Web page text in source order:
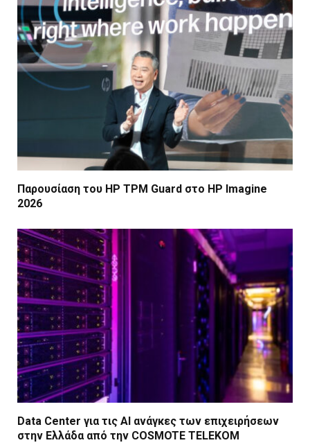
Παρουσίαση του HP TPM Guard στο HP Imagine
2026
Data Center για τις ΑΙ ανάγκες των επιχειρήσεων
στην Ελλάδα από την COSMOTE TELEKOM